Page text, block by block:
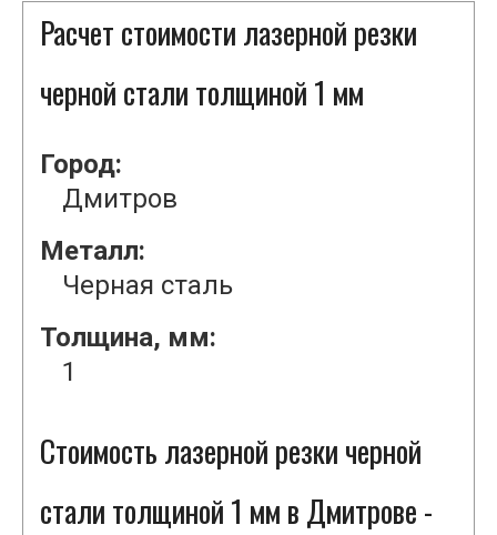
Расчет стоимости лазерной резки
черной стали толщиной 1 мм
Город:
Дмитров
Металл:
Черная сталь
Толщина, мм:
1
Стоимость лазерной резки черной
стали толщиной 1 мм в Дмитрове -